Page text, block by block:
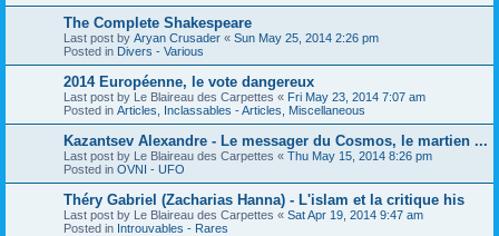
The Complete Shakespeare
Last post by Aryan Crusader « Sun May 25, 2014 2:26 pm
Posted in Divers - Various
2014 Européenne, le vote dangereux
Last post by Le Blaireau des Carpettes « Fri May 23, 2014 7:07 am
Posted in Articles, Inclassables - Articles, Miscellaneous
Kazantsev Alexandre - Le messager du Cosmos, le martien ...
Last post by Le Blaireau des Carpettes « Thu May 15, 2014 8:26 pm
Posted in OVNI - UFO
Théry Gabriel (Zacharias Hanna) - L'islam et la critique his
Last post by Le Blaireau des Carpettes « Sat Apr 19, 2014 9:47 am
Posted in Introuvables - Rares